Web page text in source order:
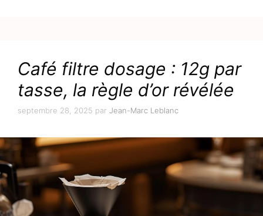
Café filtre dosage : 12g par
tasse, la règle d’or révélée
septembre 28, 2025 par Jean-Marc Leblanc